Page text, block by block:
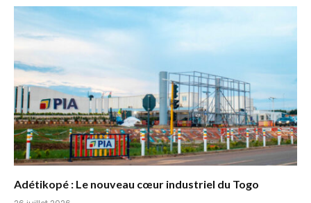
Adétikopé : Le nouveau cœur industriel du Togo